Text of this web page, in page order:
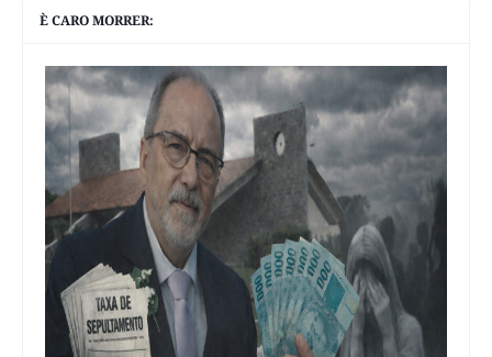
È CARO MORRER: